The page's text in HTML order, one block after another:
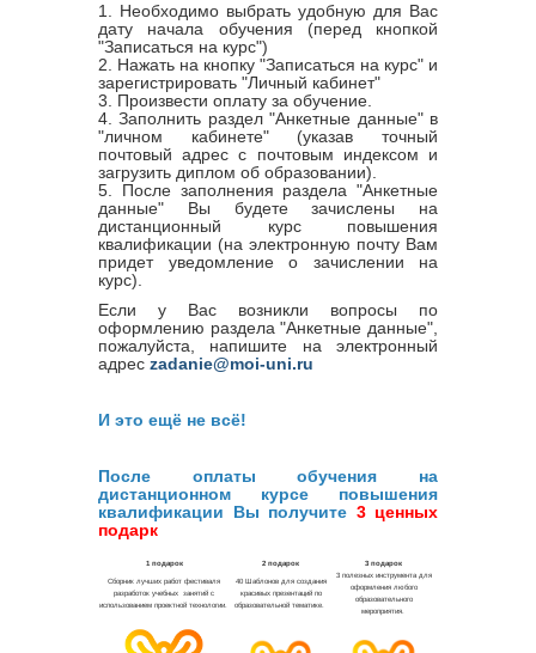
1. Необходимо выбрать удобную для Вас
дату начала обучения (перед кнопкой
"Записаться на курс")
2. Нажать на кнопку "Записаться на курс" и
зарегистрировать "Личный кабинет"
3. Произвести оплату за обучение.
4. Заполнить раздел "Анкетные данные" в
"личном кабинете" (указав точный
почтовый адрес с почтовым индексом и
загрузить диплом об образовании).
5. После заполнения раздела "Анкетные
данные" Вы будете зачислены на
дистанционный курс повышения
квалификации (на электронную почту Вам
придет уведомление о зачислении на
курс).
Если у Вас возникли вопросы по
оформлению раздела "Анкетные данные",
пожалуйста, напишите на электронный
адрес zadanie@moi-uni.ru
И это ещё не всё!
После оплаты обучения на
дистанционном курсе повышения
квалификации Вы получите 3 ценных
подарк